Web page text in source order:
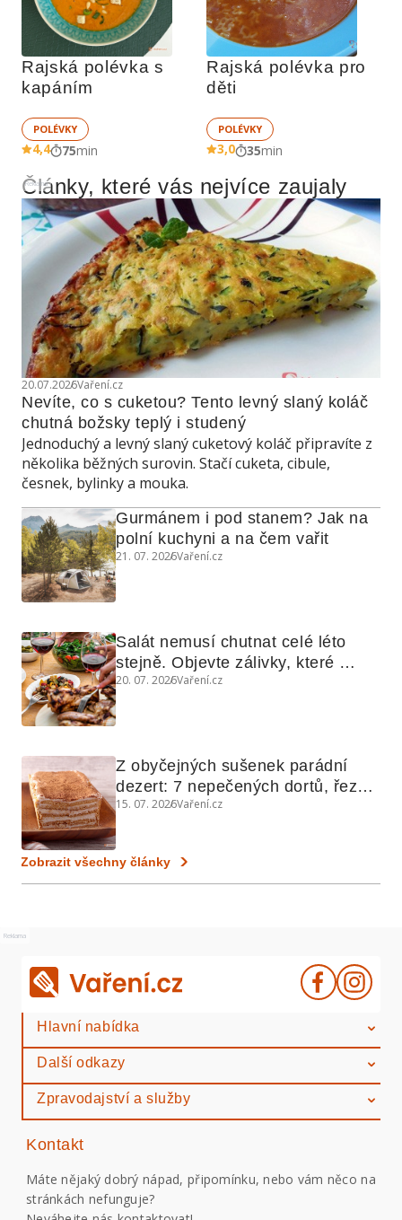
Rajská polévka s
kapáním
POLÉVKY
4,4 75min
Rajská polévka pro
děti
POLÉVKY
3,0 35min
Reklama
Články, které vás nejvíce zaujaly
20.07.2026Vaření.cz
Nevíte, co s cuketou? Tento levný slaný koláč
chutná božsky teplý i studený
Jednoduchý a levný slaný cuketový koláč připravíte z
několika běžných surovin. Stačí cuketa, cibule,
česnek, bylinky a mouka.
Gurmánem i pod stanem? Jak na
polní kuchyni a na čem vařit
21. 07. 2026Vaření.cz
Salát nemusí chutnat celé léto
stejně. Objevte zálivky, které
využijete i na maso, nudle nebo
20. 07. 2026Vaření.cz
Z obyčejných sušenek parádní
dezert: 7 nepečených dortů, řezů
a koláčů
15. 07. 2026Vaření.cz
Zobrazit všechny články
Reklama
Hlavní nabídka
Další odkazy
Zpravodajství a služby
Kontakt
Máte nějaký dobrý nápad, připomínku, nebo vám něco na
stránkách nefunguje?